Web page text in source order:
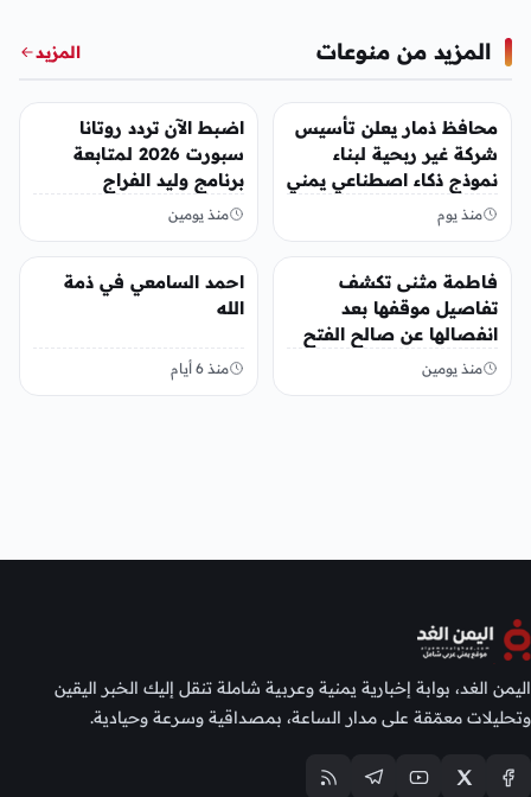
المزيد من منوعات المزيد
منوعات
محافظ ذمار يعلن تأسيس
شركة غير ربحية لبناء
نموذج ذكاء اصطناعي يمني
منذ يوم
منوعات
اضبط الآن تردد روتانا
سبورت 2026 لمتابعة
برنامج وليد الفراج
منذ يومين
منوعات
فاطمة مثنى تكشف
تفاصيل موقفها بعد
انفصالها عن صالح الفتح
منذ يومين
منوعات
احمد السامعي في ذمة
الله
منذ 6 أيام
اليمن الغد، بوابة إخبارية يمنية وعربية شاملة تنقل إليك الخبر اليقين
وتحليلات معمّقة على مدار الساعة، بمصداقية وسرعة وحيادية.